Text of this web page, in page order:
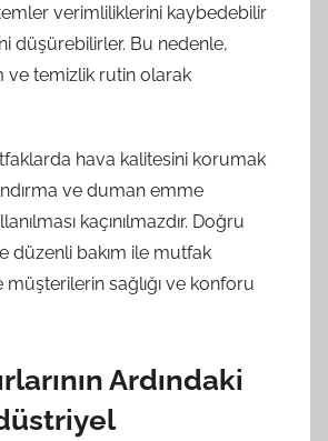
verimliliklerini kaybedebilir
düşürebilirler. Bu nedenle,
ve temizlik rutin olarak
hava kalitesini korumak
ve duman emme
kaçınılmazdır. Doğru
düzenli bakım ile mutfak
müşterilerin sağlığı ve konforu
Ardındaki